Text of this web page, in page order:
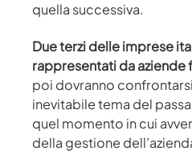
quella successiva.
Due terzi delle imprese
rappresentati da aziende
poi dovranno
inevitabile tema del
quel momento in cui
della gestione